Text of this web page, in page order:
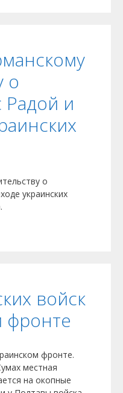
о
Радой и
о
украинских
войск
фронте
фронте.
местная
на окопные